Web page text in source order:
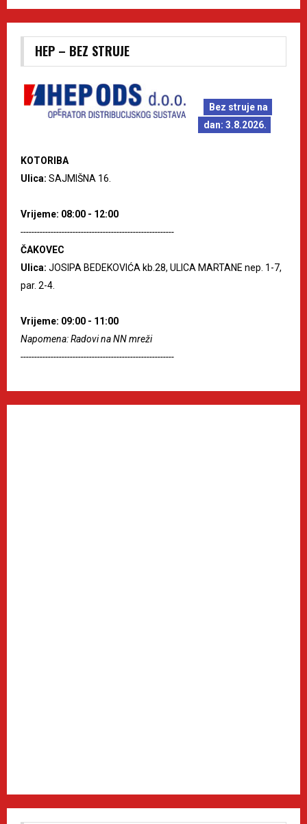
HEP – BEZ STRUJE
Bez struje na
dan: 3.8.2026.
KOTORIBA
Ulica: SAJMIŠNA 16.
Vrijeme: 08:00 - 12:00
--------------------------------------------------------
ČAKOVEC
Ulica: JOSIPA BEDEKOVIĆA kb.28, ULICA MARTANE nep. 1-7,
par. 2-4.
Vrijeme: 09:00 - 11:00
Napomena: Radovi na NN mreži
--------------------------------------------------------